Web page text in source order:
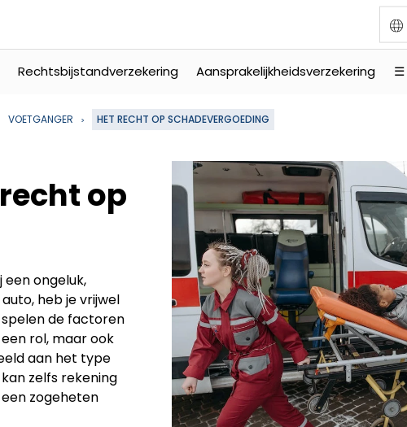
Rechtsbijstandverzekering Aansprakelijkheidsverzekering ☰
VOETGANGER HET RECHT OP SCHADEVERGOEDING
op
ongeluk,
heb je vrijwel
de factoren
rol, maar ook
aan het type
zelfs rekening
zogeheten